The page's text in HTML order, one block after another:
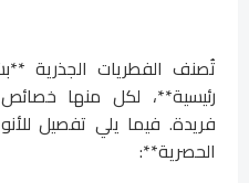
تُصنف الفطريات الجذرية
رئيسية**، لكل منها
فريدة. فيما يلي تفصيل
الحصرية**: